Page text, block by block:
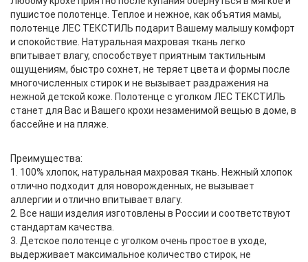
пушистое полотенце. Теплое и нежное, как объятия мамы,
полотенце ЛЕС ТЕКСТИЛЬ подарит Вашему малышу комфорт
и спокойствие. Натуральная махровая ткань легко
впитывает влагу, способствует приятным тактильным
ощущениям, быстро сохнет, не теряет цвета и формы после
многочисленных стирок и не вызывает раздражения на
нежной детской коже. Полотенце с уголком ЛЕС ТЕКСТИЛЬ
станет для Вас и Вашего крохи незаменимой вещью в доме, в
бассейне и на пляже.
Преимущества:
1. 100% хлопок, натуральная махровая ткань. Нежный хлопок
отлично подходит для новорожденных, не вызывает
аллергии и отлично впитывает влагу.
2. Все наши изделия изготовлены в России и соответствуют
стандартам качества.
3. Детское полотенце с уголком очень простое в уходе,
выдерживает максимальное количество стирок, не